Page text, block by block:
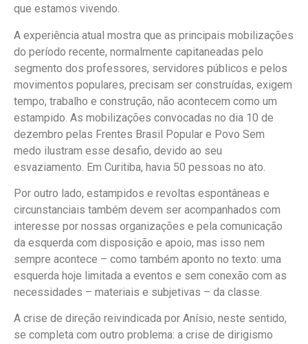
que estamos vivendo.
A experiência atual mostra que as principais mobilizações
do período recente, normalmente capitaneadas pelo
segmento dos professores, servidores públicos e pelos
movimentos populares, precisam ser construídas, exigem
tempo, trabalho e construção, não acontecem como um
estampido. As mobilizações convocadas no dia 10 de
dezembro pelas Frentes Brasil Popular e Povo Sem
medo ilustram esse desafio, devido ao seu
esvaziamento. Em Curitiba, havia 50 pessoas no ato.
Por outro lado, estampidos e revoltas espontâneas e
circunstanciais também devem ser acompanhados com
interesse por nossas organizações e pela comunicação
da esquerda com disposição e apoio, mas isso nem
sempre acontece – como também aponto no texto: uma
esquerda hoje limitada a eventos e sem conexão com as
necessidades – materiais e subjetivas – da classe.
A crise de direção reivindicada por Anísio, neste sentido,
se completa com outro problema: a crise de dirigismo